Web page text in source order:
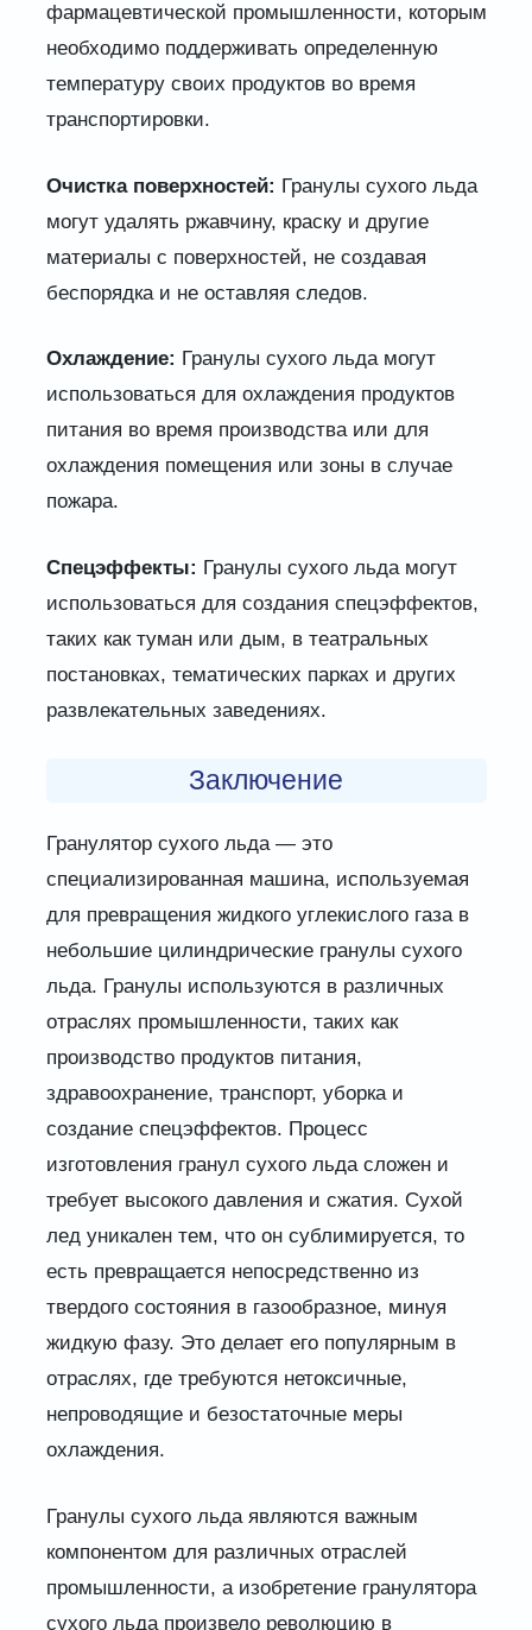
фармацевтической промышленности, которым
необходимо поддерживать определенную
температуру своих продуктов во время
транспортировки.
Очистка поверхностей: Гранулы сухого льда
могут удалять ржавчину, краску и другие
материалы с поверхностей, не создавая
беспорядка и не оставляя следов.
Охлаждение: Гранулы сухого льда могут
использоваться для охлаждения продуктов
питания во время производства или для
охлаждения помещения или зоны в случае
пожара.
Спецэффекты: Гранулы сухого льда могут
использоваться для создания спецэффектов,
таких как туман или дым, в театральных
постановках, тематических парках и других
развлекательных заведениях.
Заключение
Гранулятор сухого льда — это
специализированная машина, используемая
для превращения жидкого углекислого газа в
небольшие цилиндрические гранулы сухого
льда. Гранулы используются в различных
отраслях промышленности, таких как
производство продуктов питания,
здравоохранение, транспорт, уборка и
создание спецэффектов. Процесс
изготовления гранул сухого льда сложен и
требует высокого давления и сжатия. Сухой
лед уникален тем, что он сублимируется, то
есть превращается непосредственно из
твердого состояния в газообразное, минуя
жидкую фазу. Это делает его популярным в
отраслях, где требуются нетоксичные,
непроводящие и безостаточные меры
охлаждения.
Гранулы сухого льда являются важным
компонентом для различных отраслей
промышленности, а изобретение гранулятора
сухого льда произвело революцию в